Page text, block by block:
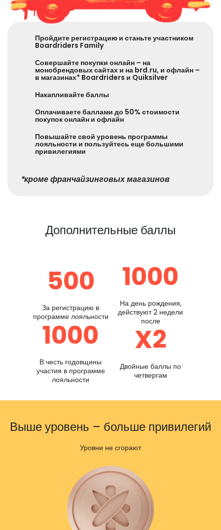
Пройдите регистрацию и станьте участником
Boardriders Family
Совершайте покупки онлайн – на
монобрендовых сайтах и на brd.ru, и офлайн –
в магазинах* Boardriders и Quiksilver
Накапливайте баллы
Оплачиваете баллами до 50% стоимости
покупок онлайн и офлайн
Повышайте свой уровень программы
лояльности и пользуйтесь еще большими
привилегиями
*кроме франчайзинговых магазинов
Дополнительные баллы
500
За регистрацию в
программе лояльности
1000
На день рождения,
действуют 2 недели
после
1000
В честь годовщины
участия в программе
лояльности
X2
Двойные баллы по
четвергам
Выше уровень – больше привилегий
Уровни не сгорают